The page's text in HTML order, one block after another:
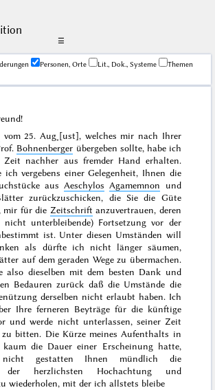
☰
Personen, Orte Lit., Dok., Systeme
Themen
vom25. Aug˖[ust], welches mir nach Ihrer
Bohnenberger übergeben sollte, habe ich
Zeit nachher aus fremder Hand erhalten.
ich vergebens einer Gelegenheit, Ihnen die
ausAeschylos Agamemnon und
zurückzuschicken, die Sie die Güte
mir für die Zeitschrift anzuvertrauen, deren
nicht unterbleibende) Fortsetzung vor der
ist. Unter diesen Umständen will
als dürfte ich nicht länger säumen,
auf dem geraden Wege zu übermachen.
also dieselben mit dem besten Dank und
Bedauren zurück daß die Umstände die
derselben nicht erlaubt haben. Ich
Ihre ferneren Beyträge für die künftige
und werde nicht unterlassen, seiner Zeit
zu bitten. Die Kürze meines Aufenthalts in
die Dauer einer Erscheinung hatte,
gestatten Ihnen mündlich die
der herzlichsten Hochachtung und
wiederholen, mit der ich allstets bleibe